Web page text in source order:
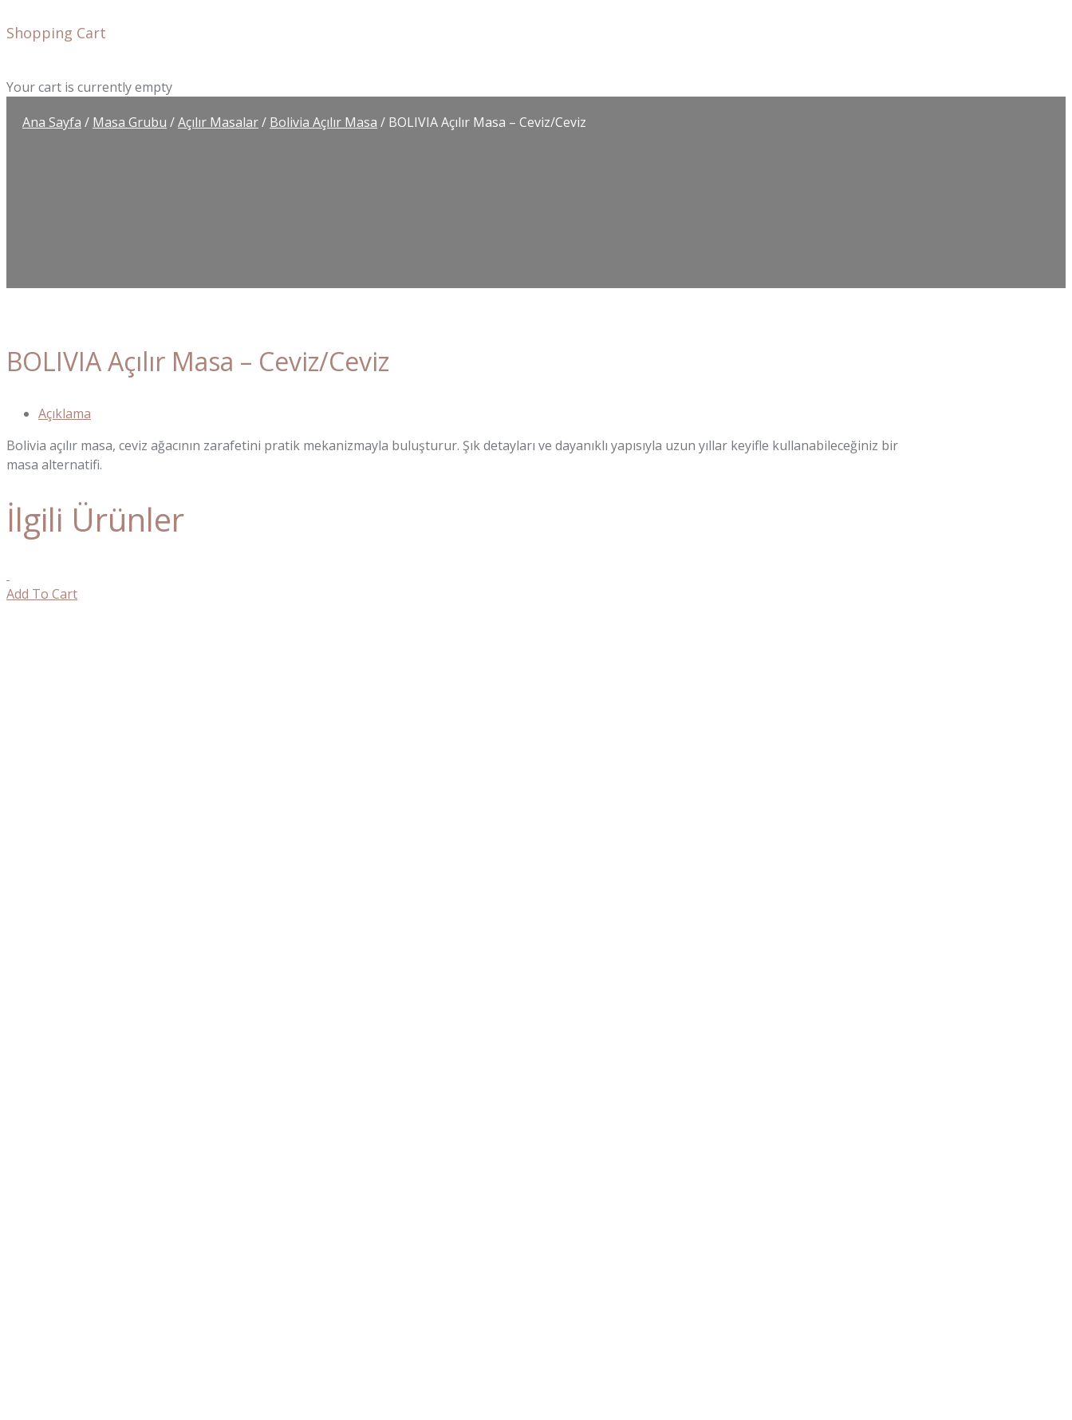
Shopping Cart
Your cart is currently empty
Ana Sayfa / Masa Grubu /Açılır Masalar/ Bolivia Açılır Masa / BOLIVIA Açılır Masa – Ceviz/Ceviz
BOLIVIA Açılır Masa – Ceviz/Ceviz
Açıklama
Bolivia açılır masa, ceviz ağacının zarafetini pratik mekanizmayla buluşturur. Şık detayları ve dayanıklı yapısıyla uzun yıllar keyifle kullanabileceğiniz bir
masa alternatifi.
İlgili Ürünler
Add To Cart